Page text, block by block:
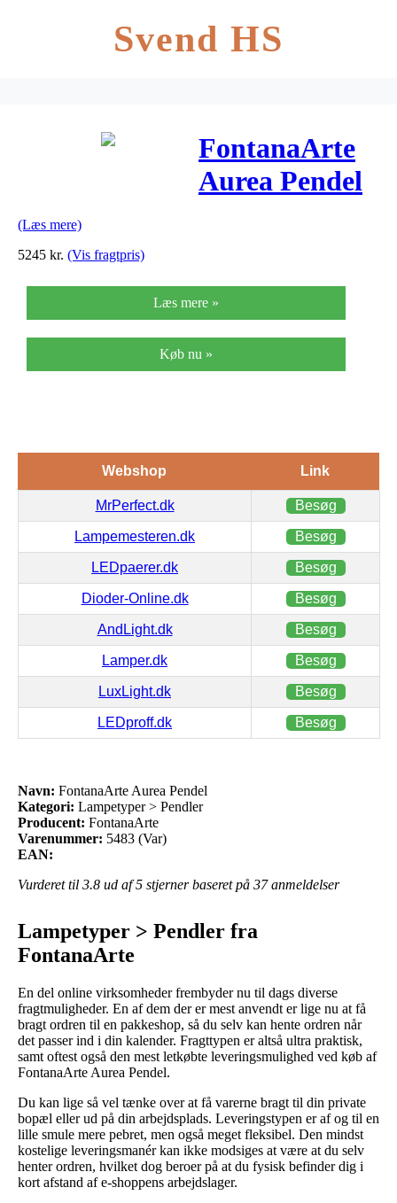
Svend HS
FontanaArte
Aurea Pendel
(Læs mere)
5245 kr. (Vis fragtpris)
Læs mere »
Køb nu »
Webshop Link
MrPerfect.dk Besøg
Lampemesteren.dk Besøg
LEDpaerer.dk Besøg
Dioder-Online.dk Besøg
AndLight.dk Besøg
Lamper.dk Besøg
LuxLight.dk Besøg
LEDproff.dk Besøg
Navn: FontanaArte Aurea Pendel
Kategori: Lampetyper > Pendler
Producent: FontanaArte
Varenummer: 5483 (Var)
EAN:
Vurderet til 3.8 ud af 5 stjerner baseret på 37anmeldelser
Lampetyper > Pendler fra
FontanaArte
En del online virksomheder frembyder nu til dags diverse
fragtmuligheder. En af dem der er mest anvendt er lige nu at få
bragt ordren til en pakkeshop, så du selv kan hente ordren når
det passer ind i din kalender. Fragttypen er altså ultra praktisk,
samt oftest også den mest letkøbte leveringsmulighed ved køb af
FontanaArte Aurea Pendel.
Du kan lige så vel tænke over at få varerne bragt til din private
bopæl eller ud på din arbejdsplads. Leveringstypen er af og til en
lille smule mere pebret, men også meget fleksibel. Den mindst
kostelige leveringsmanér kan ikke modsiges at være at du selv
henter ordren, hvilket dog beroer på at du fysisk befinder dig i
kort afstand af e-shoppens arbejdslager.